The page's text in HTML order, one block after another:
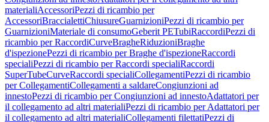
materialiAccessoriPezzi di ricambio per
AccessoriBraccialettiChiusureGuarnizioniPezzi di ricambio per
GuarnizioniMateriale di consumoGeberit PETubiRaccordiPezzi di
ricambio per RaccordiCurveBragheRiduzioniBraghe
d'ispezionePezzi di ricambio per Braghe d'ispezioneRaccordi
specialiPezzi di ricambio per Raccordi specialiRaccordi
SuperTubeCurveRaccordi specialiCollegamentiPezzi di ricambio
per CollegamentiCollegamenti a saldareCongiunzioni ad
innestoPezzi di ricambio per Congiunzioni ad innestoAdattatori per
il collegamento ad altri materialiPezzi di ricambio per Adattatori per
il collegamento ad altri materialiCollegamenti filettatiPezzi di